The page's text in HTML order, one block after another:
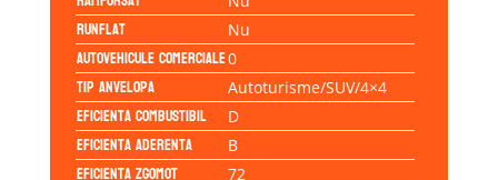
Runflat Nu
Autovehicule comerciale0
Tip anvelopa Autoturisme/SUV/4×4
Eficienta Combustibil D
Eficienta Aderenta B
Eficienta Zgomot 72